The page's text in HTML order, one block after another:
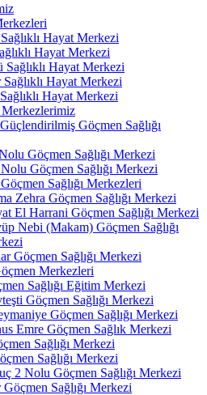
Hayat Merkezi
Hayat Merkezi
Sağlıklı Hayat Merkezi
Hayat Merkezi
Hayat Merkezi
Merkezlerimiz
Göçmen Sağlığı
Göçmen Sağlığı Merkezi
Göçmen Sağlığı Merkezi
Sağlığı Merkezleri
Zehra Göçmen Sağlığı Merkezi
El Harrani Göçmen Sağlığı Merkezi
Nebi (Makam) Göçmen Sağlığı
Göçmen Sağlığı Merkezi
Merkezleri
Sağlığı Eğitim Merkezi
Göçmen Sağlığı Merkezi
Göçmen Sağlığı Merkezi
Emre Göçmen Sağlık Merkezi
Sağlığı Merkezi
Sağlığı Merkezi
2 Nolu Göçmen Sağlığı Merkezi
Sağlığı Merkezi